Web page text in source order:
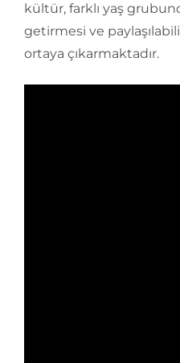
kültür, farklı yaş
getirmesi ve
ortaya çıkarmaktadır.